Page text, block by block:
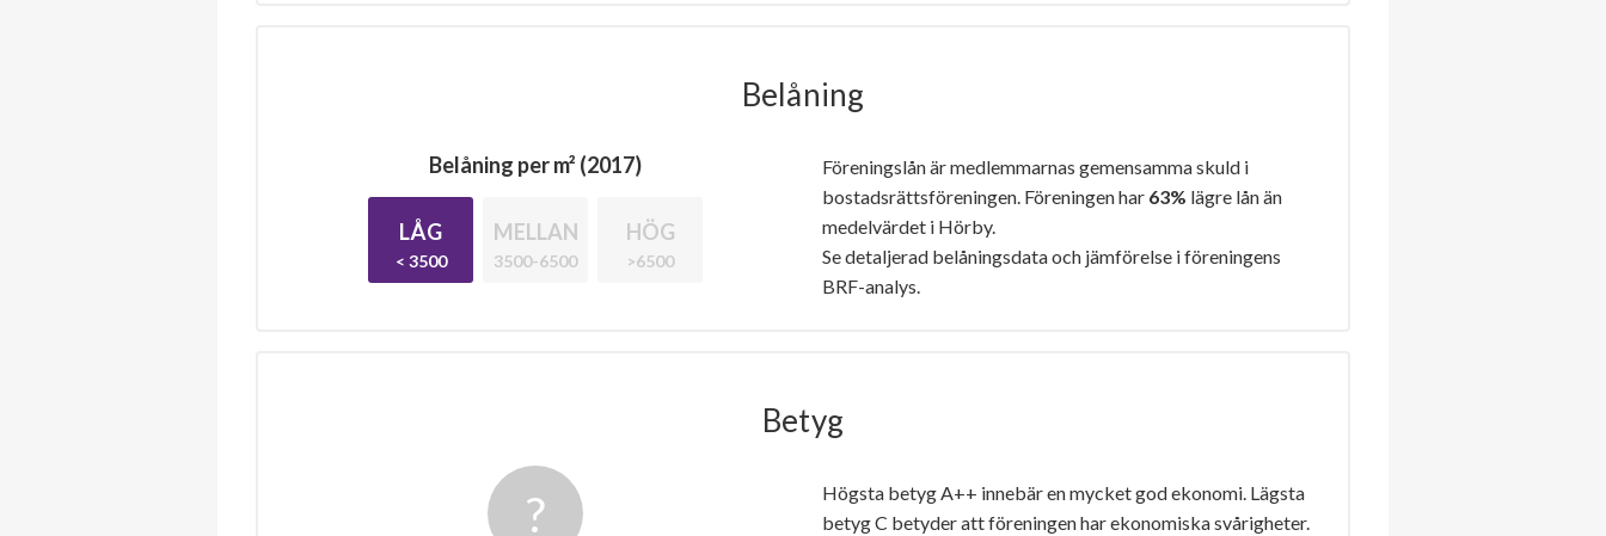
Belåning
Belåning per m² (2017)
LÅG
< 3500
MELLAN
3500-6500
HÖG
>6500
Föreningslån är medlemmarnas gemensamma skuld i
bostadsrättsföreningen. Föreningen har 63% lägre lån än
medelvärdet i Hörby.
Se detaljerad belåningsdata och jämförelse i föreningens
BRF-analys.
Betyg
Högsta betyg A++ innebär en mycket god ekonomi. Lägsta
betyg C betyder att föreningen har ekonomiska svårigheter.